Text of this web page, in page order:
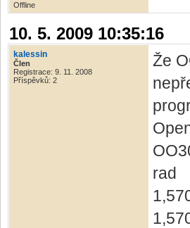
Offline
10. 5. 2009 10:35:16
kalessin
Člen
Registrace: 9. 11. 2008
Příspěvků: 2
Že